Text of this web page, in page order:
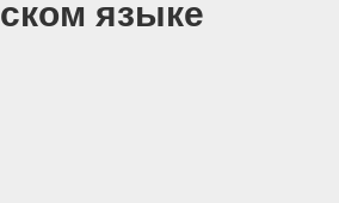
языке